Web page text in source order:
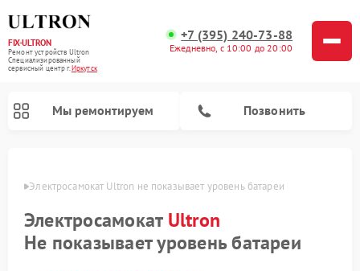
FIX-ULTRON
Ремонт устройств Ultron
Специализированный
cервисный центр г.Иркутск
+7 (395) 240-73-88
Ежедневно, с 10:00 до 20:00
Мы ремонтируем Позвонить
Электросамокат Ultron не показывает уровень батареи
Электросамокат Ultron
Не показывает уровень батареи